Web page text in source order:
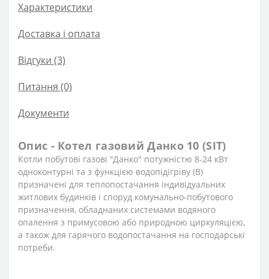
Характеристики
Доставка і оплата
Відгуки (3)
Питання (0)
Документи
Опис - Котел газовий Данко 10 (SIT)
Котли побутові газові "Данко" потужністю 8-24 кВт
одноконтурні та з функцією водопідігріву (В)
призначені для теплопостачання індивідуальних
житлових будинків і споруд комунально-побутового
призначення, обладнаних системами водяного
опалення з примусовою або природною циркуляцією,
а також для гарячого водопостачання на господарські
потреби.